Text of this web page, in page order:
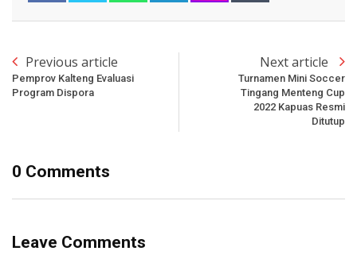
Previous article
Pemprov Kalteng Evaluasi
Program Dispora
Next article
Turnamen Mini Soccer
Tingang Menteng Cup
2022 Kapuas Resmi
Ditutup
0 Comments
Leave Comments